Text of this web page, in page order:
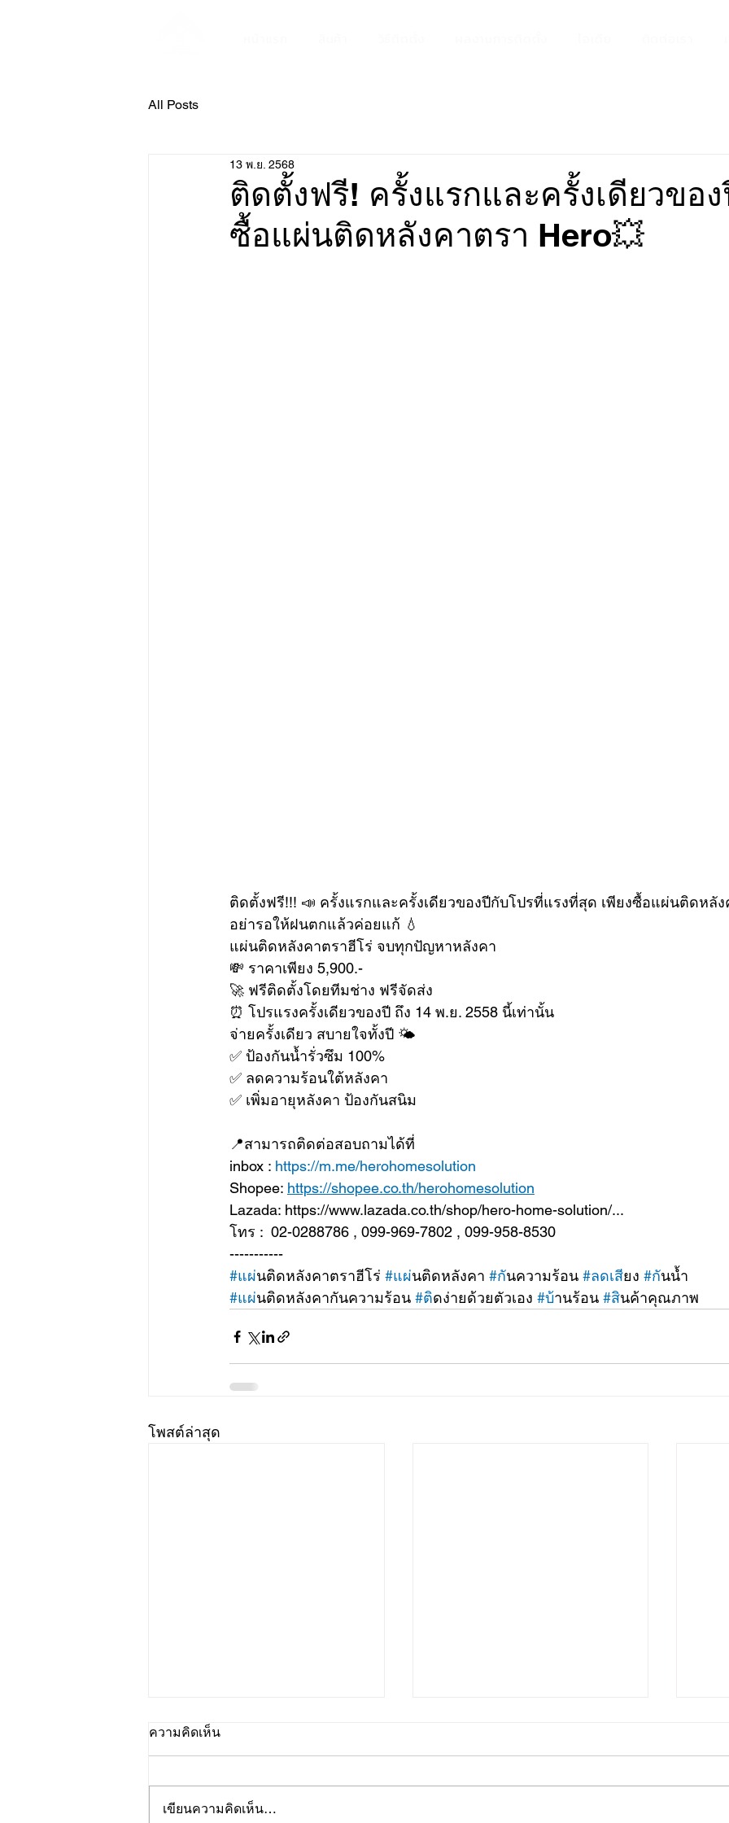
All Posts
ติดตั้งฟรี! ครั้งแรกและครั้งเดียวของ
ซื้อแผ่นติดหลังคาตรา Hero💥
13 พ.ย. 2568
ติดตั้งฟรี!!! 📣 ครั้งแรกและครั้งเดียวของปีกับโปรที่แรงที่สุด เพียงซื้อแผ่นติดหลัง
อย่ารอให้ฝนตกแล้วค่อยแก้ 💧
แผ่นติดหลังคาตราฮีโร่ จบทุกปัญหาหลังคา
💸 ราคาเพียง 5,900.-
🚀 ฟรีติดตั้งโดยทีมช่าง ฟรีจัดส่ง
⏰ โปรแรงครั้งเดียวของปี ถึง 14 พ.ย. 2558 นี้เท่านั้น
จ่ายครั้งเดียว สบายใจทั้งปี 🌤
✅ ป้องกันน้ำรั่วซึม 100%
✅ ลดความร้อนใต้หลังคา
✅ เพิ่มอายุหลังคา ป้องกันสนิม
📍สามารถติดต่อสอบถามได้ที่
inbox : https://m.me/herohomesolution
Shopee: https://shopee.co.th/herohomesolution
Lazada: https://www.lazada.co.th/shop/hero-home-solution/...
โทร :  02-0288786 , 099-969-7802 , 099-958-8530
-----------
#แผ่นติดหลังคาตราฮีโร่ #แผ่นติดหลังคา #กันความร้อน #ลดเสียง #กันน้ำ
#แผ่นติดหลังคากันความร้อน #ติดง่ายด้วยตัวเอง #บ้านร้อน #สินค้าคุณภาพ
โพสต์ล่าสุด
ความคิดเห็น
เขียนความคิดเห็น…